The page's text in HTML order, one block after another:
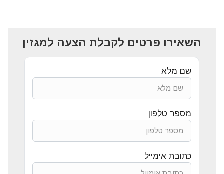
השאירו פרטים לקבלת הצעה למגזין
שם מלא
מספר טלפון
כתובת אימייל